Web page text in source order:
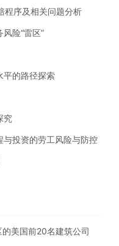
程序及相关问题分析
险“雷区”
平的路径探索
究
与投资的劳工风险与防控
美国前20名建筑公司